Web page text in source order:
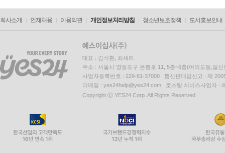
회사소개 인재채용 이용약관 개인정보처리방침 청소년보호정책 도서홍보안내
대표 : 김석환, 최세라
주소 : 서울시 영등포구 은행로 11, 5층~6층(여의도동,일신
사업자등록번호 : 229-81-37000 통신판매업신고 : 제
이메일 : yes24help@yes24.com 호스팅 서비스사업자 :
Copyright ⓒ YES24 Corp. All Rights Reserved.